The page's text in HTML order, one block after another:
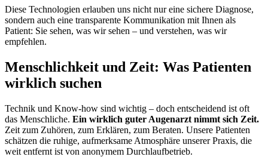
Diese Technologien erlauben uns nicht nur eine sichere Diagnose,
sondern auch eine transparente Kommunikation mit Ihnen als
Patient: Sie sehen, was wir sehen – und verstehen, was wir
empfehlen.
Menschlichkeit und Zeit: Was Patienten
wirklich suchen
Technik und Know-how sind wichtig – doch entscheidend ist oft
das Menschliche. Ein wirklich guter Augenarzt nimmt sich Zeit.
Zeit zum Zuhören, zum Erklären, zum Beraten. Unsere Patienten
schätzen die ruhige, aufmerksame Atmosphäre unserer Praxis, die
weit entfernt ist von anonymem Durchlaufbetrieb.